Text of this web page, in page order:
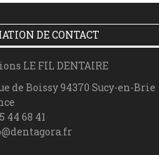
DE CONTACT
LE FIL DENTAIRE
de Boissy 94370 Sucy-en-Brie
44 68 41